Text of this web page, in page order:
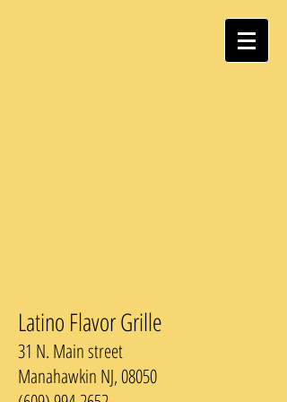
Latino Flavor Grille
31 N. Main street
Manahawkin NJ, 08050